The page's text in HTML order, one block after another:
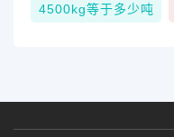
4500kg等于多少吨